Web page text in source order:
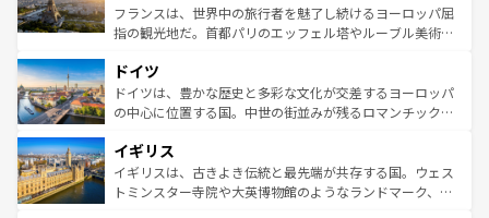
しい。
る。首都マドリードの洗練された雰囲気や、バルセロナの
アートに溢れた街角から、地方では古代ローマ遺跡や中世
せる。地方によって風土や気候が異なるスペインはその個
性で訪れる人を魅了する。 なお、新着のスペイン情報は コ
ンテンツ一覧を参照してほしい。
フランスは、世界中の旅行者を魅了し続けるヨーロッパ屈
指の観光地だ。首都パリのエッフェル塔やルーブル美術館
で、幅広い魅力が詰まっている。華麗な宮殿、歴史的な大
聖堂、美しいビーチ、そして豊かな自然が、訪れる者を心
から魅了する。また、フランスは美食の国としても知ら
いる。シャンパンの発祥地であるランス、プロヴァンスの
香り高いラベンダー畑など、多彩な楽しみ方が可能だ。さ
らに、パリ以外の地域にも魅力が溢れており、どの街角に
ドイツ
ドイツは、豊かな歴史と多彩な文化が交差するヨーロッパ
の中心に位置する国。中世の街並みが残るロマンチック街
顔を持つこの国は、どこを歩いても飽きることがない。ベ
ルリンの文化的活気、バイエルン州のアルプスの絶景、そ
してライン川沿いのワイン畑といった風景は必見。ビール
イギリス
イギリスは、古きよき伝統と最先端が共存する国。ウェス
トミンスター寺院や大英博物館のようなランドマーク、歴